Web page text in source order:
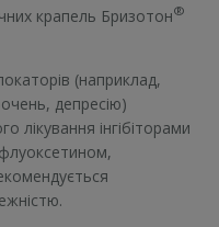
крапель Бризотон®
(наприклад,
депресію)
лікування інгібіторами